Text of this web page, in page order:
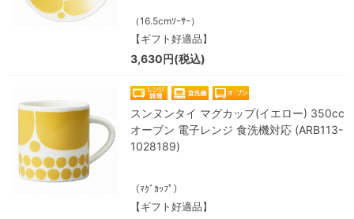
（16.5cmｿｰｻｰ）
【ギフト好適品】
3,630円(税込)
スンヌンタイ マグカップ(イエロー) 350cc
オーブン 電子レンジ 食洗機対応 (ARB113-
1028189)
（ﾏｸﾞｶｯﾌﾟ）
【ギフト好適品】